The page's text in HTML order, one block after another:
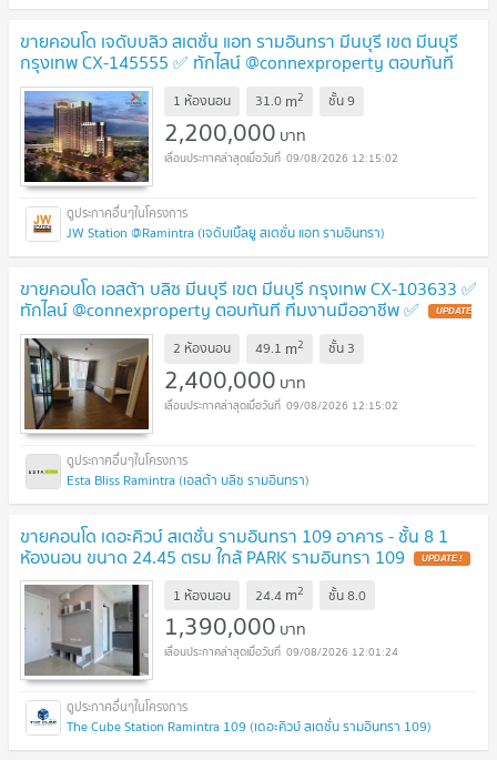
ขายคอนโด เจดับบลิว สเตชั่น แอท รามอินทรา มีนบุรี เขต มีนบุรี
กรุงเทพ CX-145555 ✅ ทักไลน์ @connexproperty ตอบทันที
ทีมงานมืออาชีพ ✅
1 ห้องนอน 31.0 m2 ชั้น9
2,200,000 บาท
09/08/2026 12:15:02
JW Station @Ramintra (เจดับเบิ้ลยู สเตชั่น แอท รามอินทรา)
ขายคอนโด เอสต้า บลิซ มีนบุรี เขต มีนบุรี กรุงเทพ CX-103633 ✅
ทักไลน์ @connexproperty ตอบทันที ทีมงานมืออาชีพ ✅ UPDATE
!
2 ห้องนอน 49.1 m2 ชั้น 3
2,400,000 บาท
09/08/2026 12:15:02
Esta Bliss Ramintra (เอสต้า บลิซ รามอินทรา)
ขายคอนโด เดอะคิวบ์ สเตชั่น รามอินทรา 109 อาคาร - ชั้น 8 1
ห้องนอน ขนาด 24.45 ตรม ใกล้ PARK รามอินทรา 109 UPDATE !
1 ห้องนอน 24.4 m2 ชั้น8.0
1,390,000 บาท
09/08/2026 12:01:24
The Cube Station Ramintra 109 (เดอะคิวบ์ สเตชั่น รามอินทรา 109)